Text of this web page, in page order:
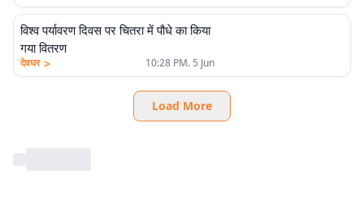
विश्व पर्यावरण दिवस पर चितरा में पौधे का किया
गया वितरण
देवघर > 10:28 PM. 5 Jun
Load More